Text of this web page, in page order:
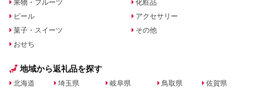
果物・フルーツ
ビール
菓子・スイーツ
おせち
化粧品
アクセサリー
その他
地域から返礼品を探す
北海道 埼玉県 岐阜県 鳥取県 佐賀県